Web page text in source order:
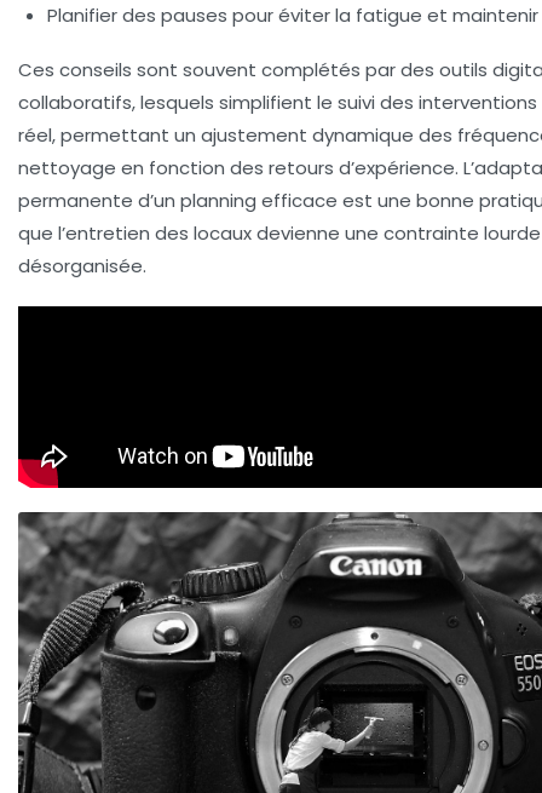
Planifier des pauses pour éviter la fatigue et maintenir
Ces conseils sont souvent complétés par des outils
collaboratifs, lesquels simplifient le suivi des
réel, permettant un ajustement dynamique des
nettoyage en fonction des retours d’expérience.
permanente d’un planning efficace est une bonne
que l’entretien des locaux devienne une contrainte
désorganisée.